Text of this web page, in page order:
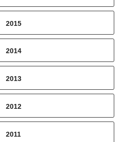
2015
2014
2013
2012
2011